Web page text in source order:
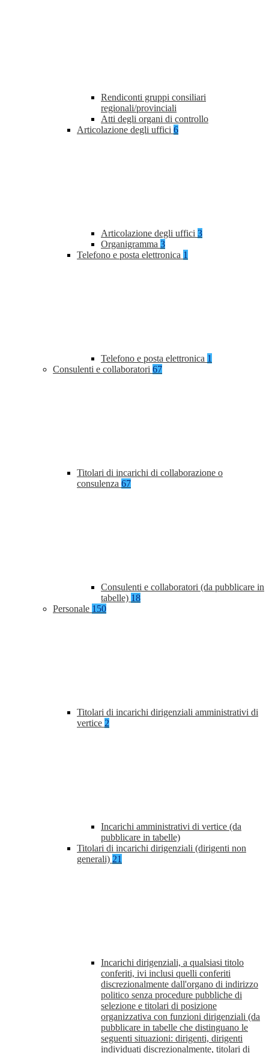
Rendiconti gruppi consiliari
regionali/provinciali
Atti degli organi di controllo
Articolazione degli uffici 6
Articolazione degli uffici 3
Organigramma 3
Telefono e posta elettronica 1
Telefono e posta elettronica 1
Consulenti e collaboratori 67
Titolari di incarichi di collaborazione o
consulenza 67
Consulenti e collaboratori (da pubblicare in
tabelle) 18
Personale 150
Titolari di incarichi dirigenziali amministrativi di
vertice 2
Incarichi amministrativi di vertice (da
pubblicare in tabelle)
Titolari di incarichi dirigenziali (dirigenti non
generali) 21
Incarichi dirigenziali, a qualsiasi titolo
conferiti, ivi inclusi quelli conferiti
discrezionalmente dall'organo di indirizzo
politico senza procedure pubbliche di
selezione e titolari di posizione
organizzativa con funzioni dirigenziali (da
pubblicare in tabelle che distinguano le
seguenti situazioni: dirigenti, dirigenti
individuati discrezionalmente, titolari di